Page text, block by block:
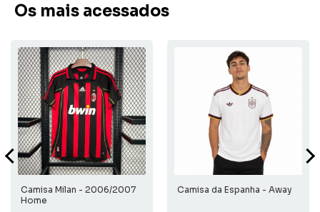
Os mais acessados
Camisa Milan - 2006/2007
Home
Camisa da Espanha - Away